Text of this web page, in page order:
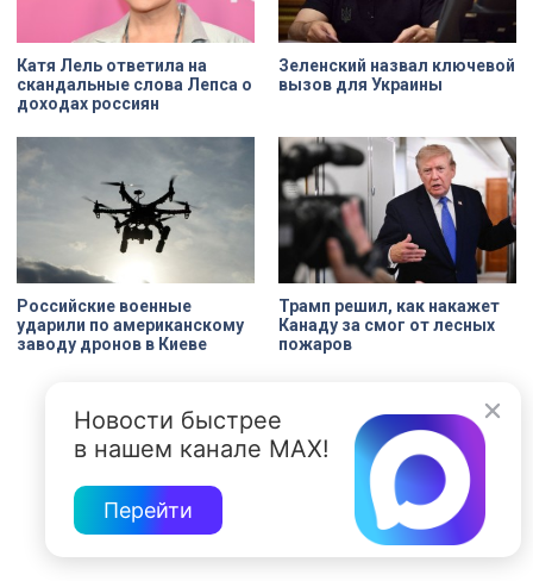
Катя Лель ответила на
скандальные слова Лепса о
доходах россиян
Зеленский назвал ключевой
вызов для Украины
Российские военные
ударили по американскому
заводу дронов в Киеве
Трамп решил, как накажет
Канаду за смог от лесных
пожаров
Новости быстрее
в нашем канале MAX!
Перейти